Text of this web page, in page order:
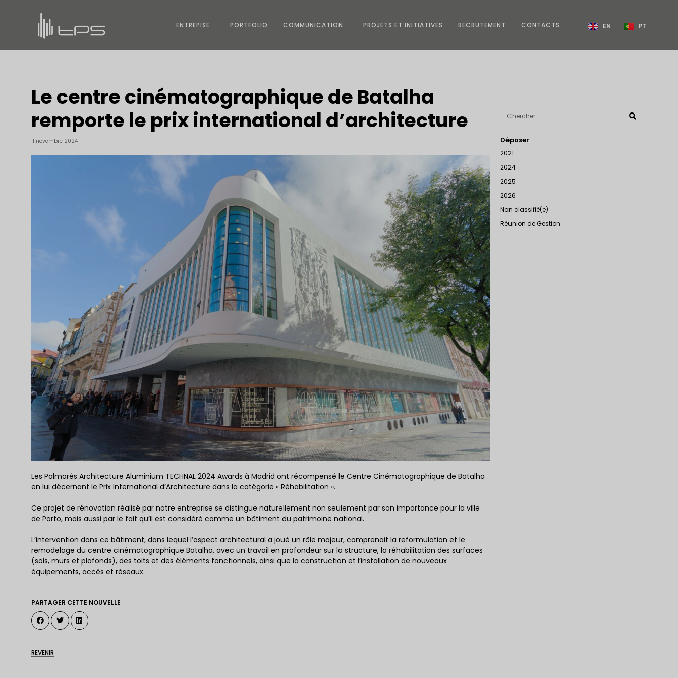
ENTREPISE PORTFOLIO COMMUNICATION PROJETS ET INITIATIVES RECRUTEMENT CONTACTS EN PT
Le centre cinématographique de Batalha
remporte le prix international d’architecture
11 novembre 2024
Les Palmarés Architecture Aluminium TECHNAL 2024 Awards à Madrid ont récompensé le Centre Cinématographique de Batalha
en lui décernant le Prix International d’Architecture dans la catégorie « Réhabilitation ».
Ce projet de rénovation réalisé par notre entreprise se distingue naturellement non seulement par son importance pour la ville
de Porto, mais aussi par le fait qu’il est considéré comme un bâtiment du patrimoine national.
L’intervention dans ce bâtiment, dans lequel l’aspect architectural a joué un rôle majeur, comprenait la reformulation et le
remodelage du centre cinématographique Batalha, avec un travail en profondeur sur la structure, la réhabilitation des surfaces
(sols, murs et plafonds), des toits et des éléments fonctionnels, ainsi que la construction et l’installation de nouveaux
équipements, accès et réseaux.
PARTAGER CETTE NOUVELLE
REVENIR
Déposer
2021
2024
2025
2026
Non classifié(e)
Réunion de Gestion